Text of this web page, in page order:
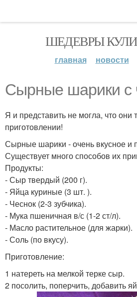
ШЕДЕВРЫ
главная новости
Сырные шарики с
Я и представить не могла, что они
приготовлении!
Сырные шарики - очень вкусное и
Существует много способов их
Продукты:
- Сыр твердый (200 г).
- Яйца куриные (3 шт. ).
- Чеснок (2-3 зубчика).
- Мука пшеничная в/с (1-2 ст/л).
- Масло растительное (для жарки).
- Соль (по вкусу).
Приготовление:
1 натереть на мелкой терке сыр.
2 посолить, поперчить, добавить